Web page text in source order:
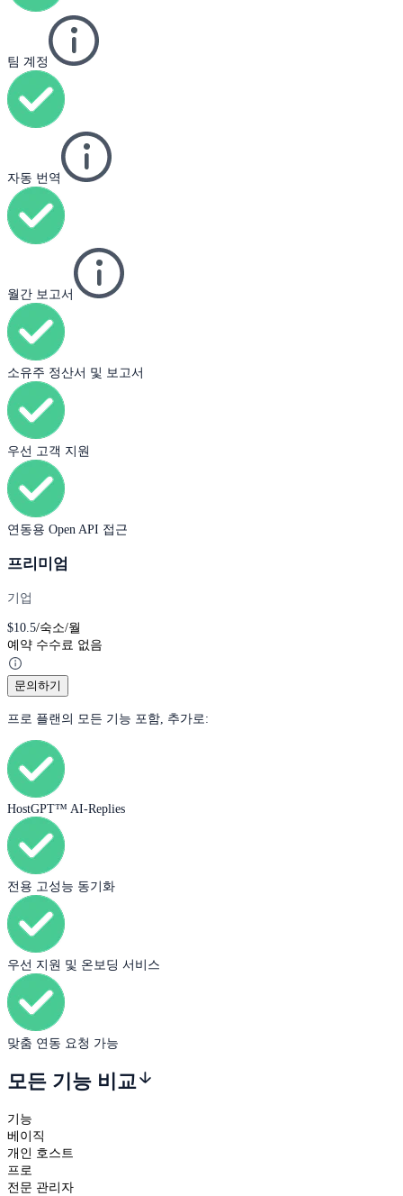
팀 계정
자동 번역
월간 보고서
소유주 정산서 및 보고서
우선 고객 지원
연동용 Open API 접근
프리미엄
기업
$10.5/숙소/월
예약 수수료 없음
문의하기
프로 플랜의 모든 기능 포함, 추가로:
HostGPT™ AI-Replies
전용 고성능 동기화
우선 지원 및 온보딩 서비스
맞춤 연동 요청 가능
모든 기능 비교
기능
베이직
개인 호스트
프로
전문 관리자